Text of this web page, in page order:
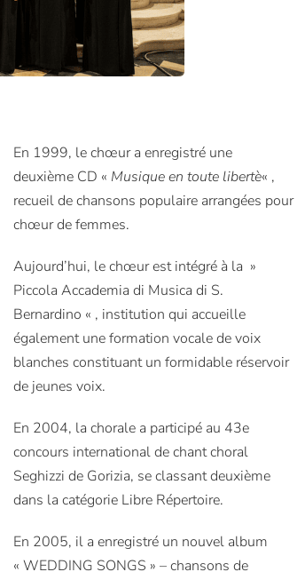
En 1999, le chœur a enregistré une
deuxième CD « Musique en toute libertè« ,
recueil de chansons populaire arrangées pour
chœur de femmes.
Aujourd’hui, le chœur est intégré à la »
Piccola Accademia di Musica di S.
Bernardino « , institution qui accueille
également une formation vocale de voix
blanches constituant un formidable réservoir
de jeunes voix.
En 2004, la chorale a participé au 43e
concours international de chant choral
Seghizzi de Gorizia, se classant deuxième
dans la catégorie Libre Répertoire.
En 2005, il a enregistré un nouvel album
« WEDDING SONGS » – chansons de